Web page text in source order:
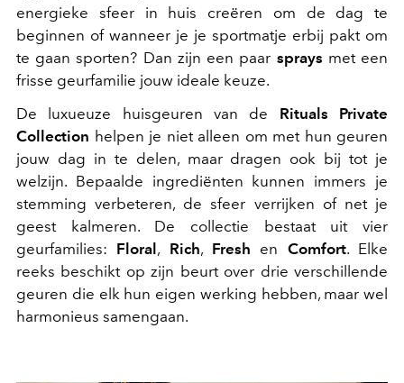
energieke sfeer in huis creëren om de dag te
beginnen of wanneer je je sportmatje erbij pakt om
te gaan sporten? Dan zijn een paar sprays met een
frisse geurfamilie jouw ideale keuze.
De luxueuze huisgeuren van de Rituals Private
Collection helpen je niet alleen om met hun geuren
jouw dag in te delen, maar dragen ook bij tot je
welzijn. Bepaalde ingrediënten kunnen immers je
stemming verbeteren, de sfeer verrijken of net je
geest kalmeren. De collectie bestaat uit vier
geurfamilies: Floral, Rich, Fresh en Comfort. Elke
reeks beschikt op zijn beurt over drie verschillende
geuren die elk hun eigen werking hebben, maar wel
harmonieus samengaan.